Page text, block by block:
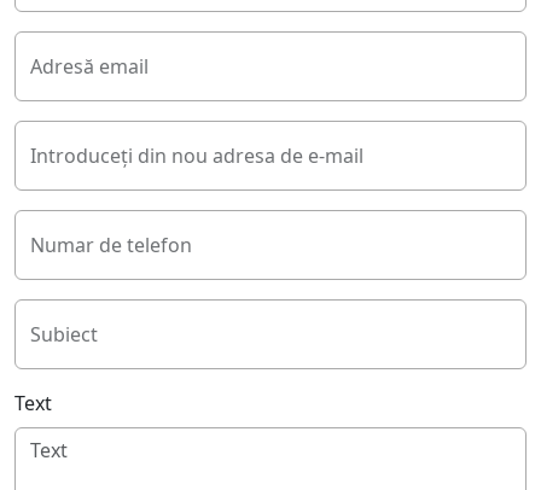
Adresă email
Introduceți din nou adresa de e-mail
Numar de telefon
Subiect
Text